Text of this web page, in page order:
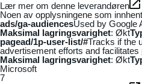
Lær mer om denne leverandøren
Noen av opplysningene som
ads/ga-audiencesUsed by Google
Maksimal lagringsvarighet: Økt
pagead/1p-user-list/#Tracks if the
advertisement efforts and
Maksimal lagringsvarighet: Økt
Microsoft
7